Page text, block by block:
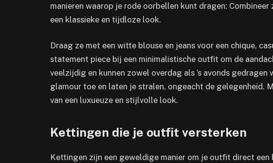
manieren waarop je rode oorbellen kunt dragen:
een klassieke en tijdloze look.
Draag ze met een witte blouse en jeans voor een chique,
statement piece bij een minimalistische outfit om de
veelzijdig en kunnen zowel overdag als ’s avonds gedragen
glamour toe en laten je stralen, ongeacht de gelegenheid.
van een luxueuze en stijlvolle look.
Kettingen die je outfit versterken
Kettingen zijn een geweldige manier om je outfit direct een